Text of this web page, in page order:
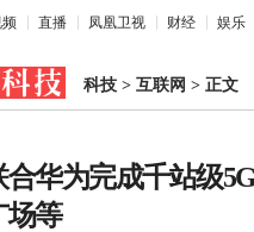
直播 凤凰卫视 财经 娱乐
科技 > 互联网 > 正文
华为完成千站级
场等